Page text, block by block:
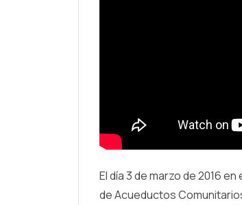
El día 3 de marzo de 2016
de Acueductos